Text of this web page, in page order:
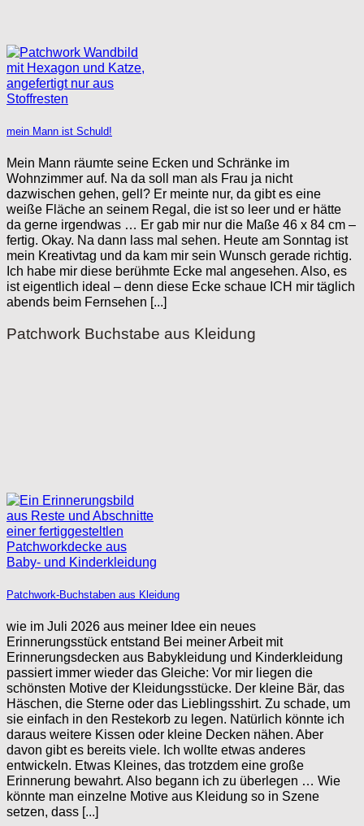
mein Mann ist Schuld!
Mein Mann räumte seine Ecken und Schränke im
Wohnzimmer auf. Na da soll man als Frau ja nicht
dazwischen gehen, gell? Er meinte nur, da gibt es eine
weiße Fläche an seinem Regal, die ist so leer und er hätte
da gerne irgendwas … Er gab mir nur die Maße 46 x 84 cm –
fertig. Okay. Na dann lass mal sehen. Heute am Sonntag ist
mein Kreativtag und da kam mir sein Wunsch gerade richtig.
Ich habe mir diese berühmte Ecke mal angesehen. Also, es
ist eigentlich ideal – denn diese Ecke schaue ICH mir täglich
abends beim Fernsehen [...]
Patchwork Buchstabe aus Kleidung
Patchwork-Buchstaben aus Kleidung
wie im Juli 2026 aus meiner Idee ein neues
Erinnerungsstück entstand Bei meiner Arbeit mit
Erinnerungsdecken aus Babykleidung und Kinderkleidung
passiert immer wieder das Gleiche: Vor mir liegen die
schönsten Motive der Kleidungsstücke. Der kleine Bär, das
Häschen, die Sterne oder das Lieblingsshirt. Zu schade, um
sie einfach in den Restekorb zu legen. Natürlich könnte ich
daraus weitere Kissen oder kleine Decken nähen. Aber
davon gibt es bereits viele. Ich wollte etwas anderes
entwickeln. Etwas Kleines, das trotzdem eine große
Erinnerung bewahrt. Also begann ich zu überlegen … Wie
könnte man einzelne Motive aus Kleidung so in Szene
setzen, dass [...]